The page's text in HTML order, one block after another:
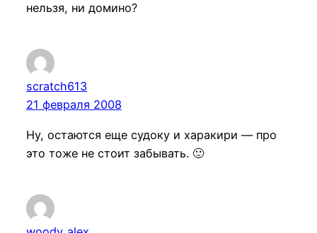
нельзя, ни домино?
scratch613
21 февраля 2008
Ну, остаются еще судоку и харакири — про
это тоже не стоит забывать. 🙂